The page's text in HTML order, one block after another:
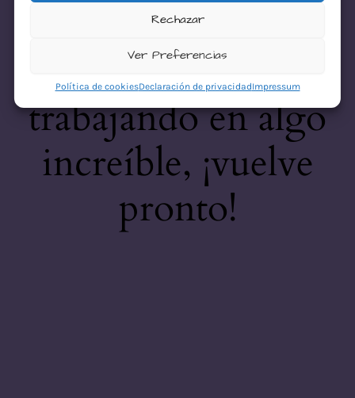
Rechazar
Ver Preferencias
Política de cookiesDeclaración de privacidadImpressum
¡Disculpa este
desastre! Estamos
trabajando en algo
increíble, ¡vuelve
pronto!